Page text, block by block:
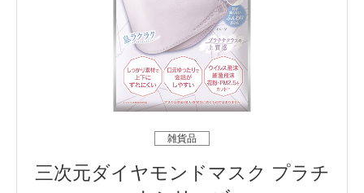
雑貨品
三次元ダイヤモンドマスク プラチ